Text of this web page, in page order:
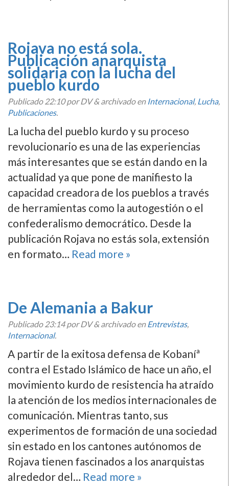
Rojava no está sola.
Publicación anarquista
solidaria con la lucha del
pueblo kurdo
Publicado22:10por DV&archivado en Internacional, Lucha,
Publicaciones.
La lucha del pueblo kurdo y su proceso
revolucionario es una de las experiencias
más interesantes que se están dando en la
actualidad ya que pone de manifiesto la
capacidad creadora de los pueblos a través
de herramientas como la autogestión o el
confederalismo democrático. Desde la
publicación Rojava no estás sola, extensión
en formato… Read more »
De Alemania a Bakur
Publicado23:14por DV&archivado enEntrevistas,
Internacional.
A partir de la exitosa defensa de Kobaníª
contra el Estado Islámico de hace un año, el
movimiento kurdo de resistencia ha atraí­do
la atención de los medios internacionales de
comunicación. Mientras tanto, sus
experimentos de formación de una sociedad
sin estado en los cantones autónomos de
Rojava tienen fascinados a los anarquistas
alrededor del… Read more »